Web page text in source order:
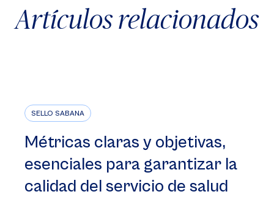
Artículos relacionados
SELLO SABANA
Métricas claras y objetivas,
esenciales para garantizar la
calidad del servicio de salud